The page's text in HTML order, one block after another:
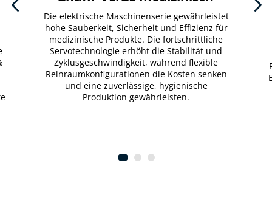
Die elektrische Maschinenserie gewährleistet
hohe Sauberkeit, Sicherheit und Effizienz für
medizinische Produkte. Die fortschrittliche
Servotechnologie erhöht die Stabilität und
Zyklusgeschwindigkeit, während flexible
Reinraumkonfigurationen die Kosten senken
und eine zuverlässige, hygienische
Produktion gewährleisten.